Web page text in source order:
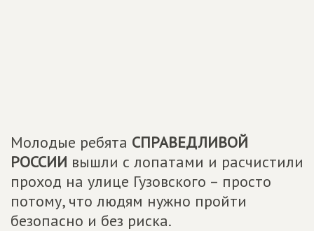
Молодые ребята СПРАВЕДЛИВОЙ
РОССИИ вышли с лопатами и расчистили
проход на улице Гузовского – просто
потому, что людям нужно пройти
безопасно и без риска.